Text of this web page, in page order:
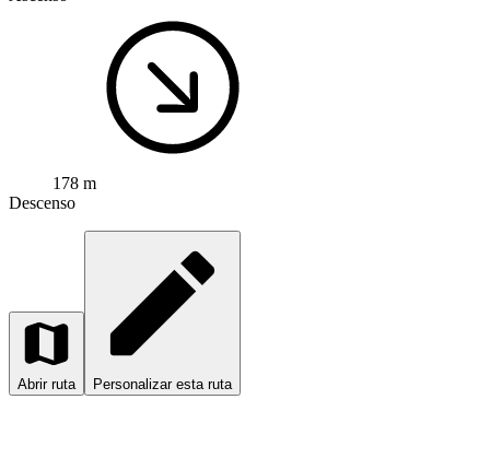
178 m
Descenso
Abrir ruta Personalizar esta ruta